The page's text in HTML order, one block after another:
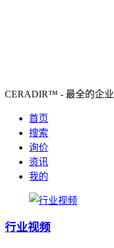
CERADIR™ - 最全的企
首页
搜索
询价
资讯
我的
行业视频